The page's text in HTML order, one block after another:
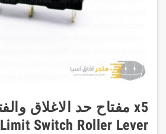
Limit Switch Roller Lever